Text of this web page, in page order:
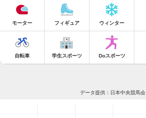
モーター フィギュア ウィンター
自転車 学生スポーツ Doスポーツ
データ提供：日本中央競馬会